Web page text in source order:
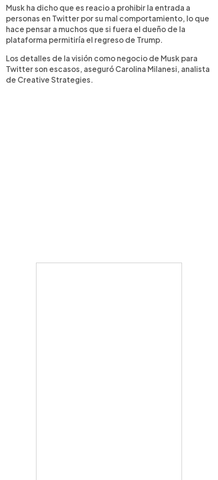
Musk ha dicho que es reacio a prohibir la entrada a
personas en Twitter por su mal comportamiento, lo que
hace pensar a muchos que si fuera el dueño de la
plataforma permitiría el regreso de Trump.
Los detalles de la visión como negocio de Musk para
Twitter son escasos, aseguró Carolina Milanesi, analista
de Creative Strategies.